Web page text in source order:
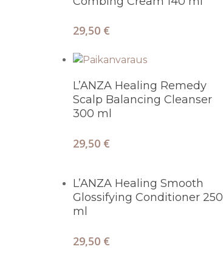
29,50 €
Lisää Ostoskoriin
L’ANZA Healing Remedy
Scalp Balancing Cleanser
300 ml
29,50 €
Lisää Ostoskoriin
L’ANZA Healing Smooth
Glossifying Conditioner 250
ml
29,50 €